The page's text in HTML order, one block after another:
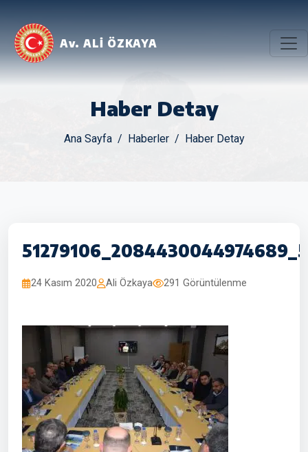
Av. ALİ ÖZKAYA
Haber Detay
Ana Sayfa Haberler Haber Detay
24 Kasım 2020 Ali Özkaya 291 Görüntülenme